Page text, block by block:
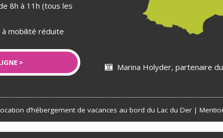
8h à 11h (tous les
à mobilité réduite
> Marina Holyder, partenaire
d’hébergement de vacances au bord du Lac du Der |